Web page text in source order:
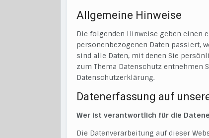
Allgemeine Hinweise
Die folgenden Hinweise geben einen
personenbezogenen Daten passiert,
sind alle Daten, mit denen Sie
zum Thema Datenschutz entnehmen
Datenschutzerklärung.
Datenerfassung auf
Wer ist verantwortlich für die
Die Datenverarbeitung auf dieser